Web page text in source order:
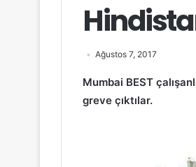
Ağustos 7, 2017
Mumbai BEST
greve çıktılar.